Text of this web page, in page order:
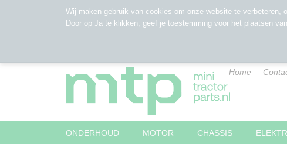
Home
ONDERHOUD MOTOR CHASSIS
Wij maken gebruik van cookies om onze website te verbeteren,
Door op Ja te klikken, geef je toestemming voor het plaatsen